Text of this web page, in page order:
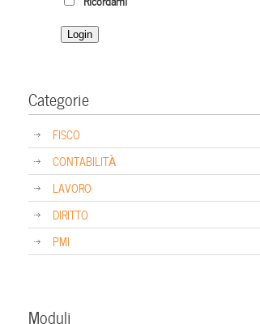
Categorie
FISCO
CONTABILITÀ
LAVORO
DIRITTO
PMI
Moduli